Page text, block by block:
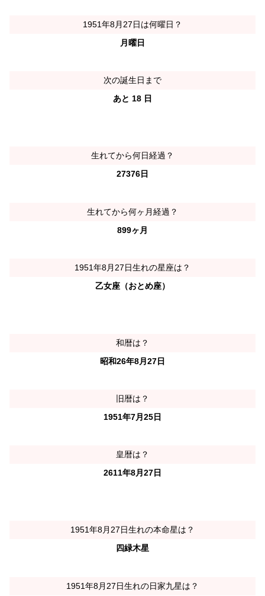
1951年8月27日は何曜日？
月曜日
次の誕生日まで
あと 18 日
生れてから何日経過？
27376日
生れてから何ヶ月経過？
899ヶ月
1951年8月27日生れの星座は？
乙女座（おとめ座）
和暦は？
昭和26年8月27日
旧暦は？
1951年7月25日
皇暦は？
2611年8月27日
1951年8月27日生れの本命星は？
四緑木星
1951年8月27日生れの日家九星は？